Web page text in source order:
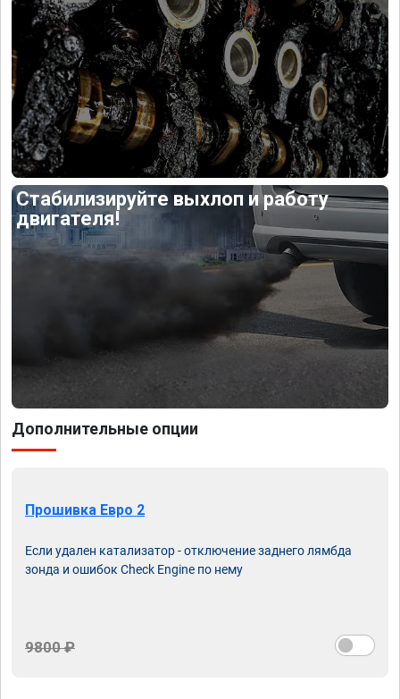
Стабилизируйте выхлоп и работу
двигателя!
Дополнительные опции
Прошивка Евро 2
Если удален катализатор - отключение заднего лямбда
зонда и ошибок Check Engine по нему
9800 ₽